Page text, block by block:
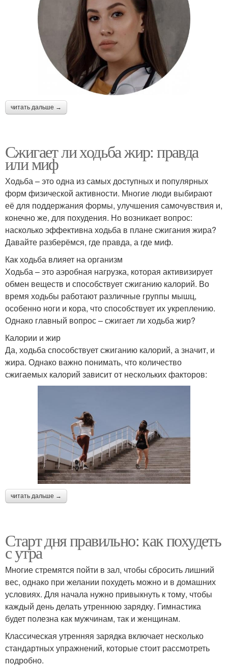
читать дальше →
Сжигает ли ходьба жир: правда
или миф
Ходьба – это одна из самых доступных и популярных
форм физической активности. Многие люди выбирают
её для поддержания формы, улучшения самочувствия и,
конечно же, для похудения. Но возникает вопрос:
насколько эффективна ходьба в плане сжигания жира?
Давайте разберёмся, где правда, а где миф.
Как ходьба влияет на организм
Ходьба – это аэробная нагрузка, которая активизирует
обмен веществ и способствует сжиганию калорий. Во
время ходьбы работают различные группы мышц,
особенно ноги и кора, что способствует их укреплению.
Однако главный вопрос – сжигает ли ходьба жир?
Калории и жир
Да, ходьба способствует сжиганию калорий, а значит, и
жира. Однако важно понимать, что количество
сжигаемых калорий зависит от нескольких факторов:
читать дальше →
Старт дня правильно: как похудеть
с утра
Многие стремятся пойти в зал, чтобы сбросить лишний
вес, однако при желании похудеть можно и в домашних
условиях. Для начала нужно привыкнуть к тому, чтобы
каждый день делать утреннюю зарядку. Гимнастика
будет полезна как мужчинам, так и женщинам.
Классическая утренняя зарядка включает несколько
стандартных упражнений, которые стоит рассмотреть
подробно.